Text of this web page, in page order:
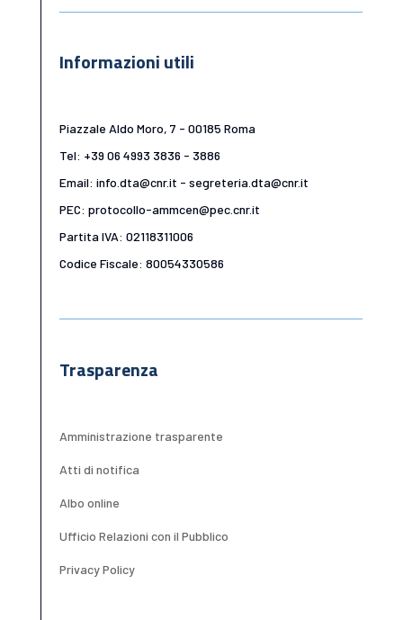
Informazioni utili
Piazzale Aldo Moro, 7 - 00185 Roma
Tel: +39 06 4993 3836 - 3886
Email: info.dta@cnr.it - segreteria.dta@cnr.it
PEC: protocollo-ammcen@pec.cnr.it
Partita IVA: 02118311006
Codice Fiscale: 80054330586
Trasparenza
Amministrazione trasparente
Atti di notifica
Albo online
Ufficio Relazioni con il Pubblico
Privacy Policy